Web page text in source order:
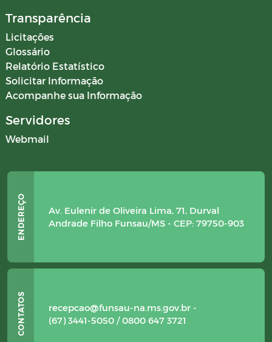
Transparência
Licitações
Glossário
Relatório Estatístico
Solicitar Informação
Acompanhe sua Informação
Servidores
Webmail
Av. Eulenir de Oliveira Lima, 71, Durval
Andrade Filho Funsau/MS - CEP: 79750-903
recepcao@funsau-na.ms.gov.br -
(67) 3441-5050 / 0800 647 3721